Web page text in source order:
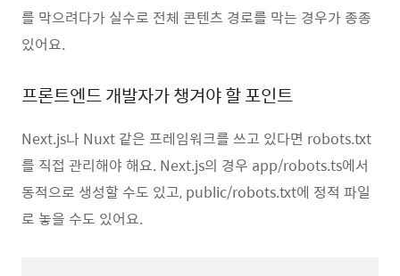
를 막으려다가 실수로 전체 콘텐츠 경로를 막는 경우가 종종
있어요.
프론트엔드 개발자가 챙겨야 할 포인트
Next.js나 Nuxt 같은 프레임워크를 쓰고 있다면 robots.txt
를 직접 관리해야 해요. Next.js의 경우 app/robots.ts에서
동적으로 생성할 수도 있고, public/robots.txt에 정적 파일
로 놓을 수도 있어요.